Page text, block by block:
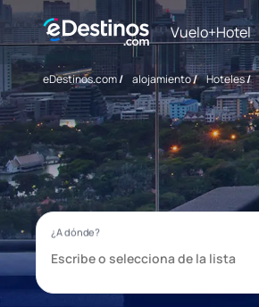
Vuelo+Hotel
eDestinos.com/ alojamiento/ Hoteles/